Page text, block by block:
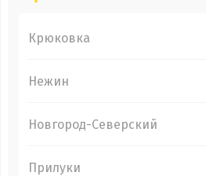
Крюковка
Нежин
Новгород-Северский
Прилуки